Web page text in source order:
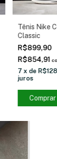
Tênis Nike
Classic
R$899,90
R$854,91
7 x de
juros
Comprar